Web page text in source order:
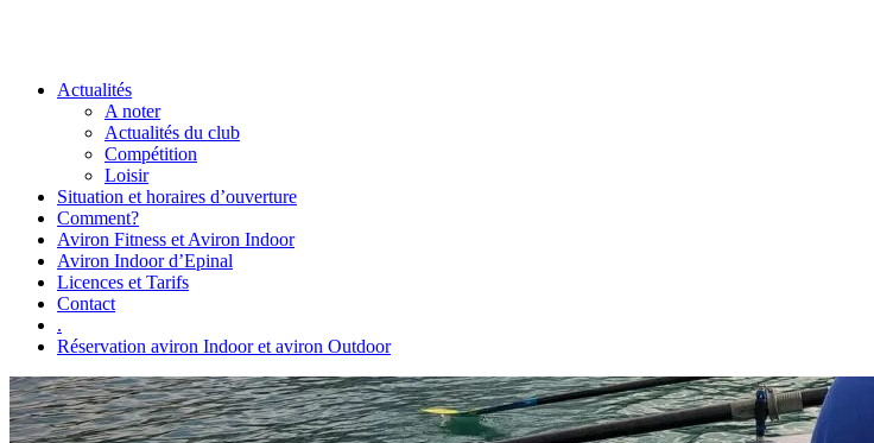
Actualités
A noter
Actualités du club
Compétition
Loisir
Situation et horaires d’ouverture
Comment?
Aviron Fitness et Aviron Indoor
Aviron Indoor d’Epinal
Licences et Tarifs
Contact
.
Réservation aviron Indoor et aviron Outdoor